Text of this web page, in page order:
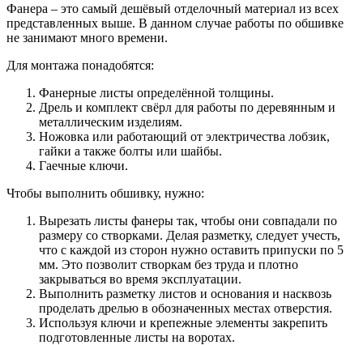
Фанера – это самый дешёвый отделочный материал из всех
представленных выше. В данном случае работы по обшивке
не занимают много времени.
Для монтажа понадобятся:
Фанерные листы определённой толщины.
Дрель и комплект свёрл для работы по деревянным и
металлическим изделиям.
Ножовка или работающий от электричества лобзик,
гайки а также болты или шайбы.
Гаечные ключи.
Чтобы выполнить обшивку, нужно:
Вырезать листы фанеры так, чтобы они совпадали по
размеру со створками. Делая разметку, следует учесть,
что с каждой из сторон нужно оставить припуски по 5
мм. Это позволит створкам без труда и плотно
закрываться во время эксплуатации.
Выполнить разметку листов и основания и насквозь
проделать дрелью в обозначенных местах отверстия.
Используя ключи и крепежные элементы закрепить
подготовленные листы на воротах.